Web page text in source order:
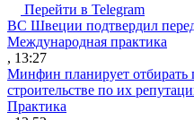
Перейти в Telegram
ВС Швеции подтвердил
Международная практика
, 13:27
Минфин планирует отбирать
строительстве по их
Практика